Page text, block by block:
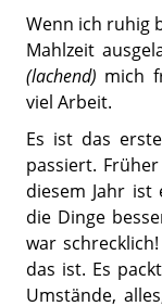
Wenn ich ruhig
Mahlzeit
(lachend) mich
viel Arbeit.
Es ist das
passiert.
diesem Jahr ist
die Dinge
war
das ist. Es
Umstände,